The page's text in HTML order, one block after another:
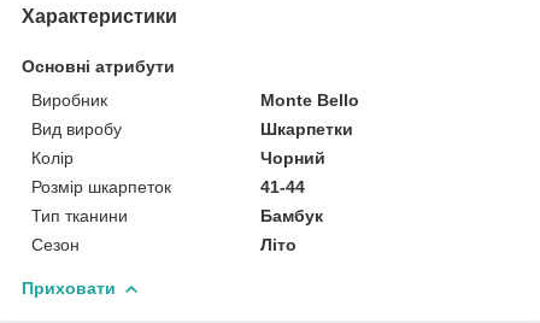
Характеристики
Основні атрибути
Виробник
Monte Bello
Вид виробу
Шкарпетки
Колір
Чорний
Розмір шкарпеток
41-44
Тип тканини
Бамбук
Сезон
Літо
Приховати